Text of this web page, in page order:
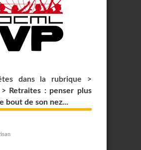
dans la rubrique >
>
Retraites : penser plus
bout de son nez...